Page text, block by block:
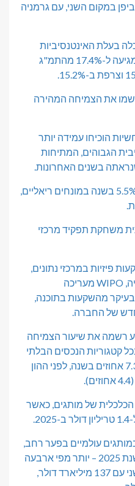
במקום השני, עם גרמניה
בעלת האינטנסיביות
הבלתי מוחשית ביותר, כשהיא מגיעה ל-17.4% מהתמ"ג
רשמו את הצמיחה המהירה
הוכיחו עמידה יותר
הגבוהים, המתיחות
בשנים האחרונות.
בין 2020 ל-2025, הם צמחו ב-5.5% בשנה במונחים ריאליים,
משחקת תפקיד מרכזי
פיזיות במרכזי נתונים,
מוליכים למחצה ותשתיות אנרגיה, WIPO מעריכה
מהשקעות בתוכנה,
של החברה.
רשמה את שיעור הצמיחה
קטגוריות הנכסים הבלתי
מוחשיים בין 2013 ל-2023, ב-7.3 אחוזים בשנה, לפני ההון
של מותגים, כאשר
עולמיים בפער רחב,
ועולה על 566 מיליארד דולר בשנת 2025 – יותר מפי ארבעה
מהנתון של בריטניה, במקום השני עם 137 מיליארד דולר,